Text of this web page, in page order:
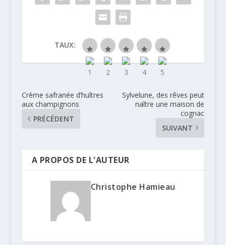
TAUX:
Crème safranée d’huîtres
aux champignons
PRÉCÉDENT
Sylvelune, des rêves peut
naître une maison de
cognac
SUIVANT
A PROPOS DE L'AUTEUR
Christophe Hamieau